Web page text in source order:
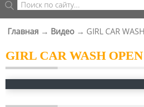
ФОРМА ПОИСКА
Поиск
Главная → Видео → GIRL CAR
GIRL CAR WASH